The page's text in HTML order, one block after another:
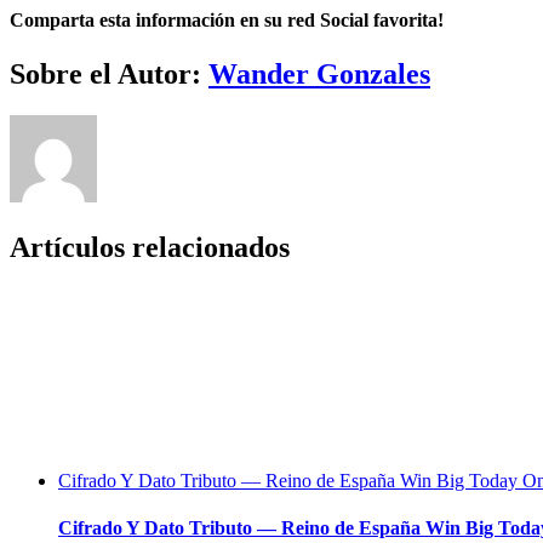
Comparta esta información en su red Social favorita!
Facebook
Twitter
LinkedIn
Reddit
Whatsapp
Tumblr
Pinterest
Vk
Email
Sobre el Autor: Wander Gonzales
Artículos relacionados
Cifrado Y Dato Tributo — Reino de España Win Big Today
Cifrado Y Dato Tributo — Reino de España Win Big